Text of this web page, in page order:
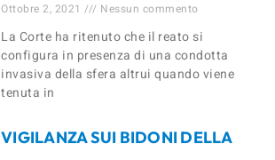
Ottobre 2, 2021 Nessun commento
La Corte ha ritenuto che il reato si
configura in presenza di una condotta
invasiva della sfera altrui quando viene
tenuta in
VIGILANZA SUI BIDONI DELLA